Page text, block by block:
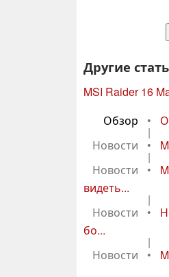
Другие
MSI Raider 16
Обзор
•
|
Новости
•
|
Новости
•
видеть...
|
Новости
•
бо...
|
Новости
•